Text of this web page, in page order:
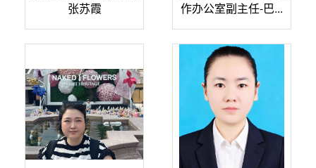
张苏霞
作办公室副主任-巴...